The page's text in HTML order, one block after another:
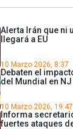
Alerta Irán que ni
llegará a EU
10 Marzo 2026, 8:37
Debaten el
del Mundial en NJ
10 Marzo 2026, 19:47
Informa
fuertes ataques